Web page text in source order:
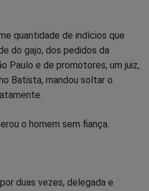
quantidade de indícios que
do gajo, dos pedidos da
Paulo e de promotores, um juiz,
Batista, mandou soltar o
o homem sem fiança.
duas vezes, delegada e